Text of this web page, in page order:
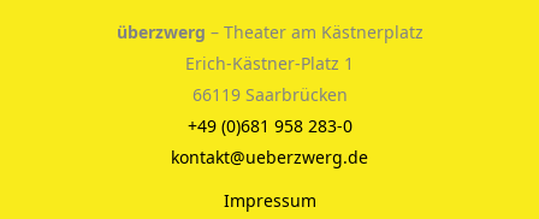
überzwerg – Theater am Kästnerplatz
Erich-Kästner-Platz 1
66119 Saarbrücken
+49 (0)681 958 283-0
kontakt@ueberzwerg.de
Impressum